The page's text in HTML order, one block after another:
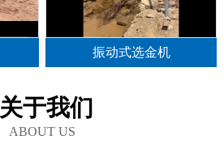
振动式选金机
关于我们
ABOUT US